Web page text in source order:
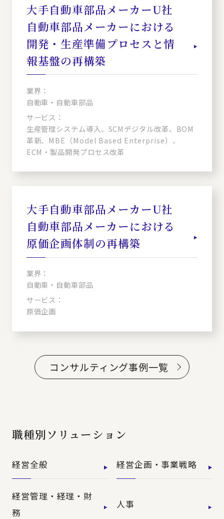
大手自動車部品メーカーU社
自動車部品メーカーにおける
開発・生産準備プロセスと情
報基盤の再構築
業界：
自動車・自動車部品
サービス：
生産管理システム導入、SCMデジタル改革、BOM
革新、MBE（Model Based Enterprise）、
ECM・製品開発プロセス改革
大手自動車部品メーカーU社
自動車部品メーカーにおける
原価企画体制の再構築
業界：
自動車・自動車部品
サービス：
原価企画
コンサルティング事例一覧
職種別ソリューション
経営全般 経営企画・事業戦略
経営管理・経理・財
務
人事